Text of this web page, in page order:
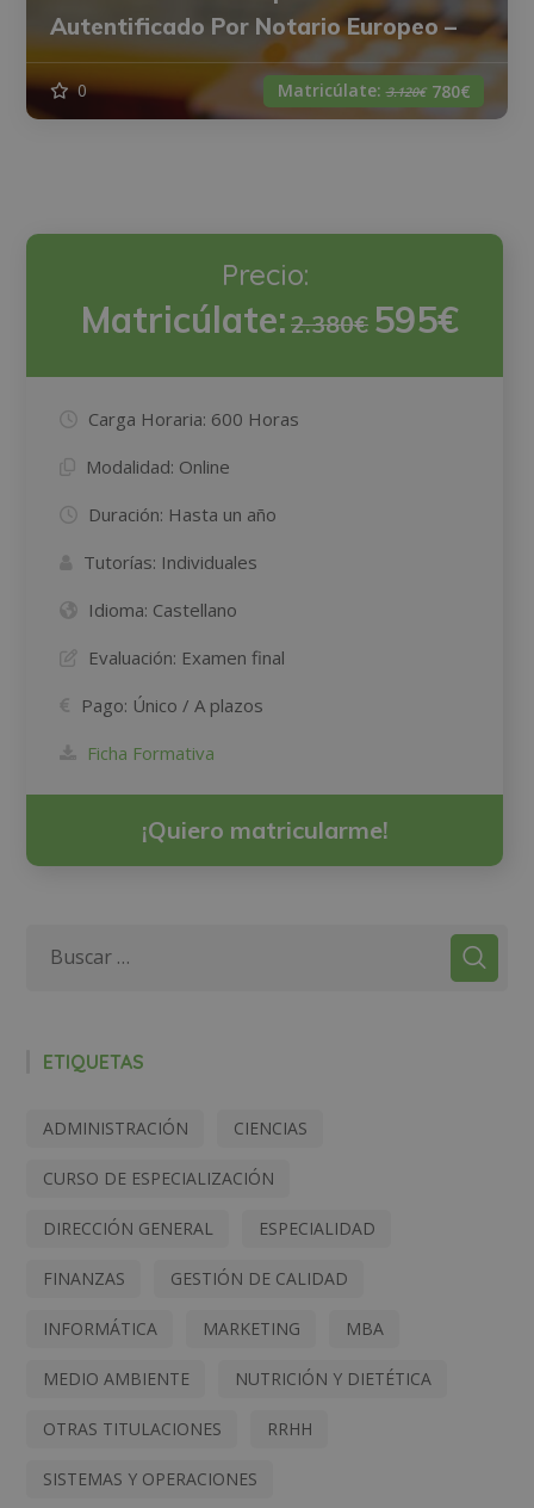
Autentificado Por Notario Europeo –
0 Matricúlate:3.120€ 780€
Precio:
Matricúlate:2.380€ 595€
Carga Horaria: 600 Horas
Modalidad: Online
Duración: Hasta un año
Tutorías: Individuales
Idioma: Castellano
Evaluación: Examen final
Pago: Único / A plazos
Ficha Formativa
¡Quiero matricularme!
ETIQUETAS
ADMINISTRACIÓN CIENCIAS
CURSO DE ESPECIALIZACIÓN
DIRECCIÓN GENERAL ESPECIALIDAD
FINANZAS GESTIÓN DE CALIDAD
INFORMÁTICA MARKETING MBA
MEDIO AMBIENTE NUTRICIÓN Y DIETÉTICA
OTRAS TITULACIONES RRHH
SISTEMAS Y OPERACIONES